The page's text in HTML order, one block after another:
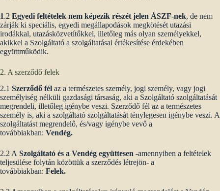
1.2 Egyedi feltételek nem képezik részét jelen ÁSZF-nek, de nem
zárják ki speciális, egyedi megállapodások megkötését utazási
irodákkal, utazásközvetítőkkel, illetőleg más olyan személyekkel,
akikkel a Szolgáltató a szolgáltatásai értékesítése érdekében
együttműködik.
2. A szerződő felek
2.1 Szerződő fél az a természetes személy, jogi személy, vagy jogi
személyiség nélküli gazdasági társaság, aki a Szolgáltató szolgáltatását
megrendeli, illetőleg igénybe veszi. Szerződő fél az a természetes
személy is, aki a szolgáltató szolgáltatását ténylegesen igénybe veszi. A
szolgáltatást megrendelő, és/vagy igénybe vevő a
továbbiakban: Vendég.
2.2 A Szolgáltató és a Vendég együttesen -amennyiben a feltételek
teljesülése folytán közöttük a szerződés létrejön- a
továbbiakban: Felek.